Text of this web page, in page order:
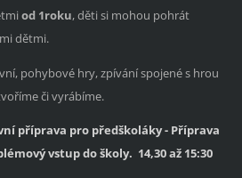
od 1roku, děti si mohou pohrát
dětmi.
pohybové hry, zpívání spojené s hrou
či vyrábíme.
příprava pro předškoláky - Příprava
vstup do školy. 14,30 až 15:30